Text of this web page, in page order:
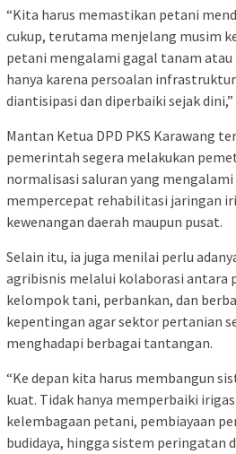
“Kita harus memastikan petani
cukup, terutama menjelang musim
petani mengalami gagal tanam atau
hanya karena persoalan
diantisipasi dan diperbaiki sejak
Mantan Ketua DPD PKS Karawang
pemerintah segera melakukan
normalisasi saluran yang
mempercepat rehabilitasi jaringan
kewenangan daerah maupun pusat.
Selain itu, ia juga menilai perlu
agribisnis melalui kolaborasi antara
kelompok tani, perbankan, dan
kepentingan agar sektor pertanian
menghadapi berbagai tantangan.
“Ke depan kita harus membangun
kuat. Tidak hanya memperbaiki
kelembagaan petani, pembiayaan
budidaya, hingga sistem peringatan